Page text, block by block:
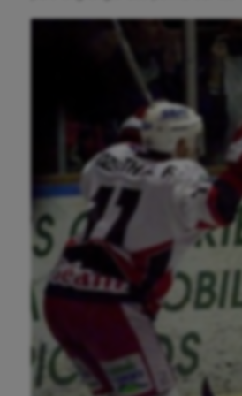
Pétanque
Plongée
Randonnée / Marche
Roller-derby
Sarbacane
Sauvetage sportif
Sport adapté
Sport handicap
Sport santé
Sport-entreprise